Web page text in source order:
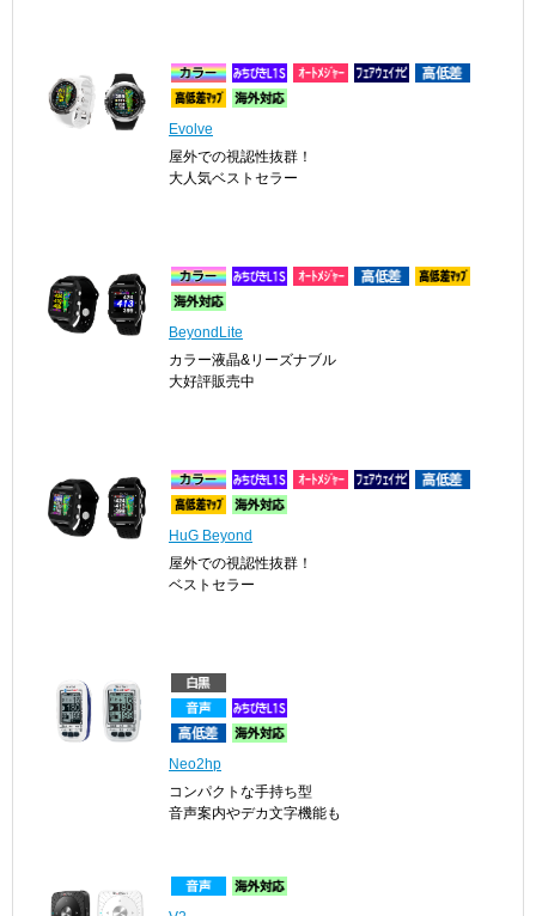
Evolve
屋外での視認性抜群！
大人気ベストセラー
BeyondLite
カラー液晶&リーズナブル
大好評販売中
HuG Beyond
屋外での視認性抜群！
ベストセラー
Neo2hp
コンパクトな手持ち型
音声案内やデカ文字機能も